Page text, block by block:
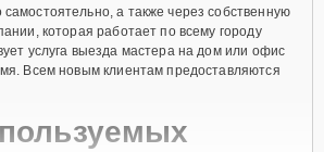
а также через собственную
которая работает по всему городу
услуга выезда мастера на дом или офис
Всем новым клиентам предоставляются